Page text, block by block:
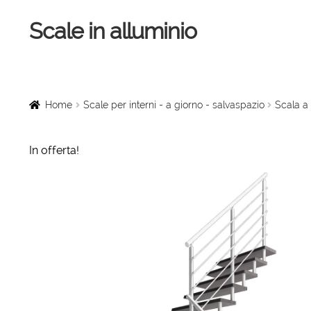
Vai
alla
Vai
al
Scale in alluminio
Scale a chiocciola
Home Scale per interni - a giorno - salvaspazio Scala a
In offerta!